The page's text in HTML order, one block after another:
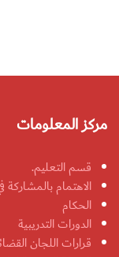
مركز المعلومات
قسم التعليم.
الاهتمام بالمشاركة
الحكام
الدورات التدريبية
قرارات اللجان